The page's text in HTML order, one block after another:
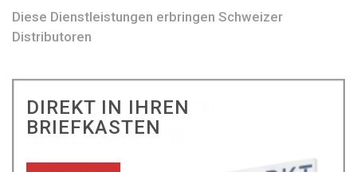
Diese Dienstleistungen erbringen Schweizer
Distributoren
DIREKT IN IHREN
BRIEFKASTEN